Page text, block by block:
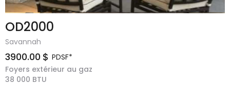
OD2000
Savannah
3900.00 $ PDSF*
Foyers extérieur au gaz
38 000 BTU